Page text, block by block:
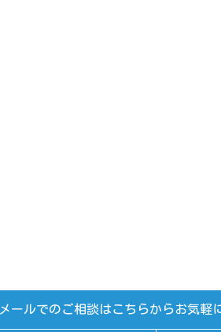
メールでのご相談はこちらからお気軽